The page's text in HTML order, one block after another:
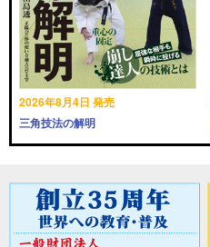
2026年8月4日 発売
三角技法の解明